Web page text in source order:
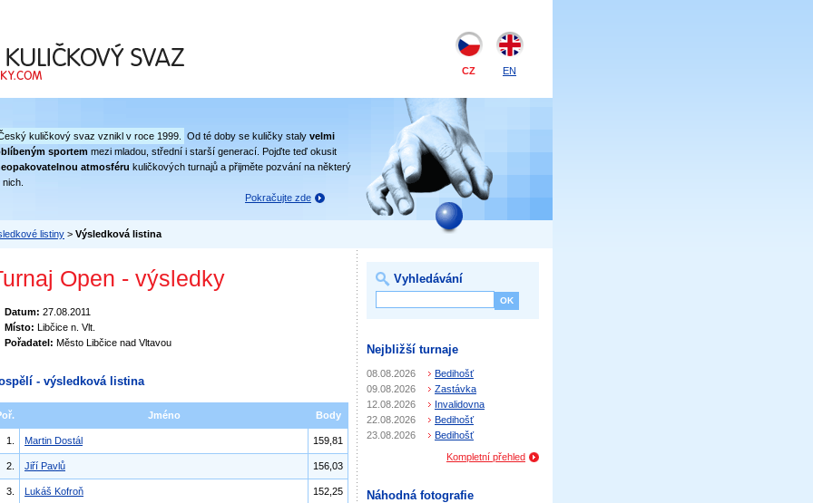
CZ EN
kuličkový svaz vznikl v roce 1999. Od té doby se kuličky staly velmi
sportem mezi mladou, střední i starší generací. Pojďte teď okusit
atmosféru kuličkových turnajů a přijměte pozvání na některý
nich.
Pokračujte zde
listiny > Výsledková listina
Open - výsledky
Datum: 27.08.2011
Místo: Libčice n. Vlt.
Pořadatel: Město Libčice nad Vltavou
- výsledková listina
Jméno Body
1. Martin Dostál 159,81
2. Jiří Pavlů 156,03
3. Lukáš Kofroň 152,25
Vyhledávání
Nejbližší turnaje
08.08.2026
Bedihošť
09.08.2026
Zastávka
12.08.2026
Invalidovna
22.08.2026
Bedihošť
23.08.2026
Bedihošť
Kompletní přehled
Náhodná fotografie